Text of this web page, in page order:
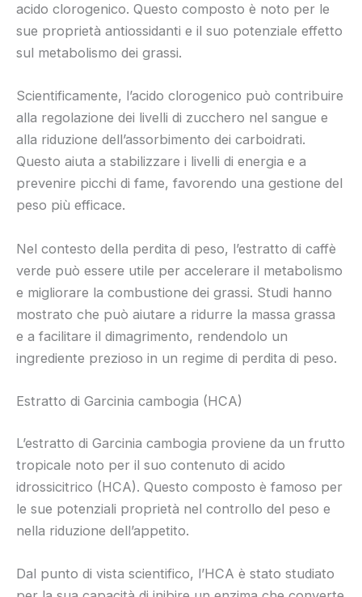
acido clorogenico. Questo composto è noto per le
sue proprietà antiossidanti e il suo potenziale effetto
sul metabolismo dei grassi.
Scientificamente, l’acido clorogenico può contribuire
alla regolazione dei livelli di zucchero nel sangue e
alla riduzione dell’assorbimento dei carboidrati.
Questo aiuta a stabilizzare i livelli di energia e a
prevenire picchi di fame, favorendo una gestione del
peso più efficace.
Nel contesto della perdita di peso, l’estratto di caffè
verde può essere utile per accelerare il metabolismo
e migliorare la combustione dei grassi. Studi hanno
mostrato che può aiutare a ridurre la massa grassa
e a facilitare il dimagrimento, rendendolo un
ingrediente prezioso in un regime di perdita di peso.
Estratto di Garcinia cambogia (HCA)
L’estratto di Garcinia cambogia proviene da un frutto
tropicale noto per il suo contenuto di acido
idrossicitrico (HCA). Questo composto è famoso per
le sue potenziali proprietà nel controllo del peso e
nella riduzione dell’appetito.
Dal punto di vista scientifico, l’HCA è stato studiato